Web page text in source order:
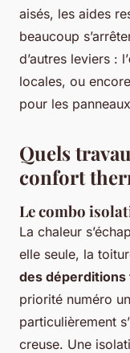
aisés, les aides
beaucoup
d’autres leviers : l’
locales, ou
pour les
Quels
confort
Le combo
La chaleur
elle seule, la
des
priorité numéro
particulièrement
creuse. Une